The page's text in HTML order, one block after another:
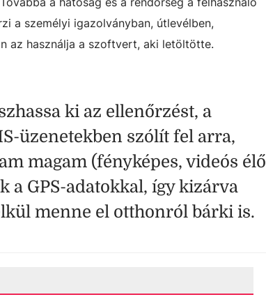
a személyi igazolványban, útlevélben,
az használja a szoftvert, aki letöltötte.
ki az ellenőrzést, a
üzenetekben szólít fel arra,
magam (fényképes, videós élő
a GPS-adatokkal, így kizárva
menne el otthonról bárki is.